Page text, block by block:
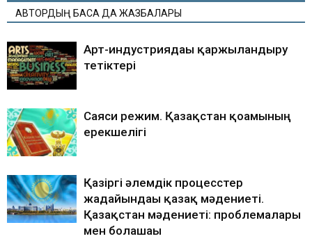
АВТОРДЫҢ БАСҚА ДА ЖАЗБАЛАРЫ
Арт-индустриядағы қаржыландыру
тетіктері
Саяси режим. Қазақстан қоғамының
ерекшелігі
Қазіргі әлемдік процесcтер
жағдайындағы қазақ мәдениеті.
Қазақстан мәдениеті: проблемалары
мен болашағы